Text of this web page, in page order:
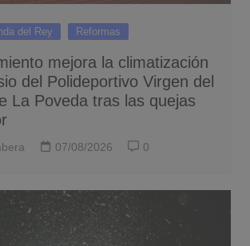
del Rey Reformas
mejora la climatización
del Polideportivo Virgen del
La Poveda tras las quejas
07/08/2026 0